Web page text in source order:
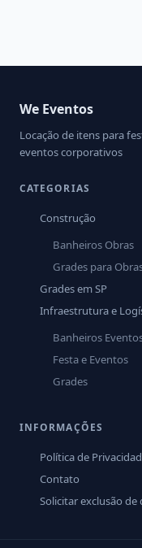
We Eventos
Locação de itens para
eventos corporativos
CATEGORIAS
Construção
Banheiros Obras
Grades para
Grades em SP
Infraestrutura e
Banheiros
Festa e Eventos
Grades
INFORMAÇÕES
Política de
Contato
Solicitar exclusão de